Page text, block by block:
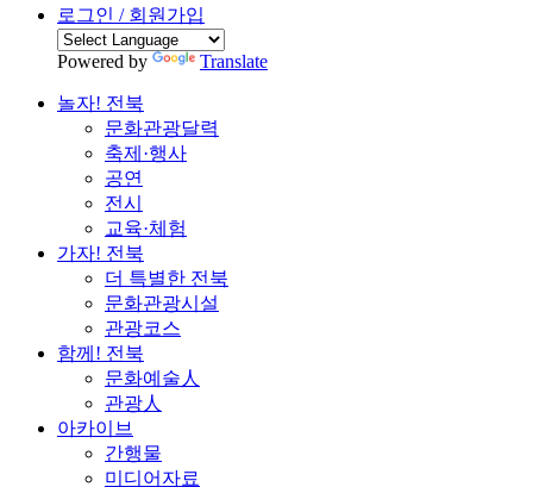
로그인 / 회원가입
Powered by Translate
놀자! 전북
문화관광달력
축제·행사
공연
전시
교육·체험
가자! 전북
더 특별한 전북
문화관광시설
관광코스
함께! 전북
문화예술人
관광人
아카이브
간행물
미디어자료